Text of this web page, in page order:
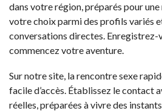
dans votre région, préparés pour
votre choix parmi des profils variés
conversations directes. Enregistrez-
commencez votre aventure.
Sur notre site, la rencontre sexe
facile d’accès. Établissez le contact
réelles, préparées à vivre des